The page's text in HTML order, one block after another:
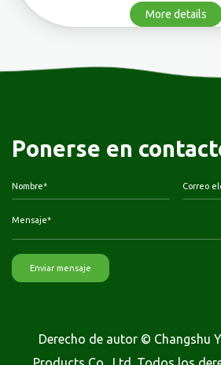
More details
Ponerse en
Derecho de autor © Changshu